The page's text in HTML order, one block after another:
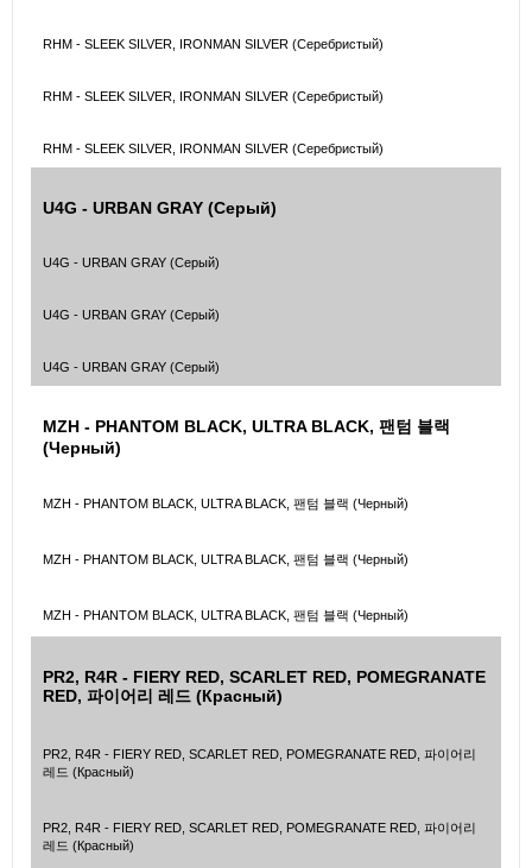
RHM - SLEEK SILVER, IRONMAN SILVER (Серебристый)
RHM - SLEEK SILVER, IRONMAN SILVER (Серебристый)
RHM - SLEEK SILVER, IRONMAN SILVER (Серебристый)
U4G - URBAN GRAY (Серый)
U4G - URBAN GRAY (Серый)
U4G - URBAN GRAY (Серый)
U4G - URBAN GRAY (Серый)
MZH - PHANTOM BLACK, ULTRA BLACK, 팬텀 블랙
(Черный)
MZH - PHANTOM BLACK, ULTRA BLACK, 팬텀 블랙 (Черный)
MZH - PHANTOM BLACK, ULTRA BLACK, 팬텀 블랙 (Черный)
MZH - PHANTOM BLACK, ULTRA BLACK, 팬텀 블랙 (Черный)
PR2, R4R - FIERY RED, SCARLET RED, POMEGRANATE
RED, 파이어리 레드 (Красный)
PR2, R4R - FIERY RED, SCARLET RED, POMEGRANATE RED, 파이어리
레드 (Красный)
PR2, R4R - FIERY RED, SCARLET RED, POMEGRANATE RED, 파이어리
레드 (Красный)